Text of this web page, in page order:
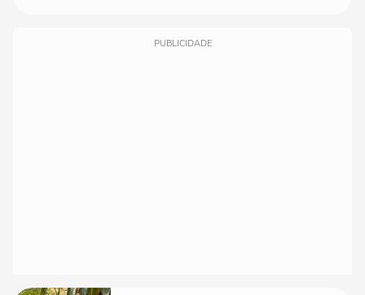
PUBLICIDADE